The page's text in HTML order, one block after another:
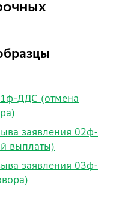
ДДС (отмена
заявления 02ф-
выплаты)
заявления 03ф-